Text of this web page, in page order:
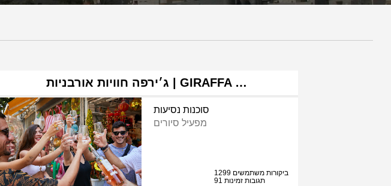
ג׳ירפה חוויות אורבניות | GIRAFFA …
סוכנות נסיעות
מפעיל סיורים
1299 ביקורות משתמשים
91 תגובות זמינות